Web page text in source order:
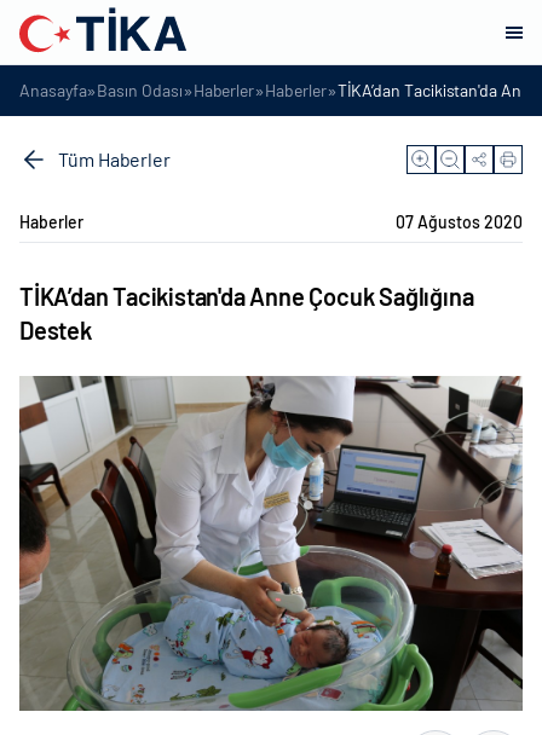
Anasayfa»Basın Odası»Haberler»Haberler»TİKA’dan Tacikistan'da
Tüm Haberler
Haberler 07 Ağustos 2020
TİKA’dan Tacikistan'da Anne Çocuk Sağlığına
Destek